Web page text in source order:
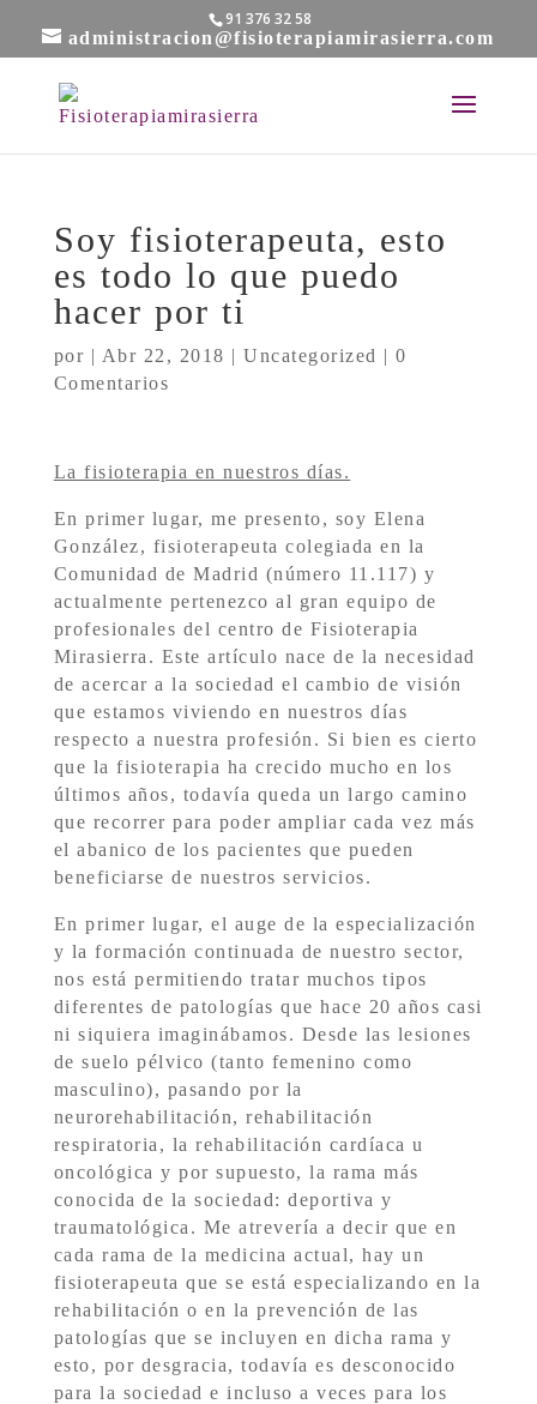
91 376 32 58
administracion@fisioterapiamirasierra.com
Soy fisioterapeuta, esto
es todo lo que puedo
hacer por ti
por | Abr 22, 2018 |Uncategorized |0
Comentarios
La fisioterapia en nuestros días.
En primer lugar, me presento, soy Elena
González, fisioterapeuta colegiada en la
Comunidad de Madrid (número 11.117) y
actualmente pertenezco al gran equipo de
profesionales del centro de Fisioterapia
Mirasierra. Este artículo nace de la necesidad
de acercar a la sociedad el cambio de visión
que estamos viviendo en nuestros días
respecto a nuestra profesión. Si bien es cierto
que la fisioterapia ha crecido mucho en los
últimos años, todavía queda un largo camino
que recorrer para poder ampliar cada vez más
el abanico de los pacientes que pueden
beneficiarse de nuestros servicios.
En primer lugar, el auge de la especialización
y la formación continuada de nuestro sector,
nos está permitiendo tratar muchos tipos
diferentes de patologías que hace 20 años casi
ni siquiera imaginábamos. Desde las lesiones
de suelo pélvico (tanto femenino como
masculino), pasando por la
neurorehabilitación, rehabilitación
respiratoria, la rehabilitación cardíaca u
oncológica y por supuesto, la rama más
conocida de la sociedad: deportiva y
traumatológica. Me atrevería a decir que en
cada rama de la medicina actual, hay un
fisioterapeuta que se está especializando en la
rehabilitación o en la prevención de las
patologías que se incluyen en dicha rama y
esto, por desgracia, todavía es desconocido
para la sociedad e incluso a veces para los